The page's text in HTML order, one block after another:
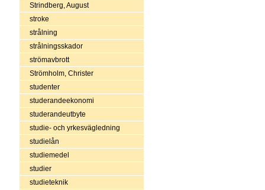
Strindberg, August
stroke
strålning
strålningsskador
strömavbrott
Strömholm, Christer
studenter
studerandeekonomi
studerandeutbyte
studie- och yrkesvägledning
studielån
studiemedel
studier
studieteknik